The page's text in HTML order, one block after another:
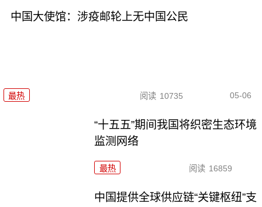
中国大使馆：涉疫邮轮上无中国公民
最热 阅读 10735 05-06
“十五五”期间我国将织密生态环境
监测网络
最热 阅读 16859
中国提供全球供应链“关键枢纽”支